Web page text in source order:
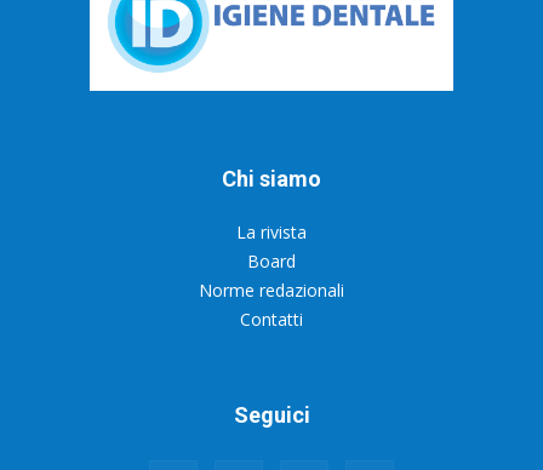
Chi siamo
La rivista
Board
Norme redazionali
Contatti
Seguici